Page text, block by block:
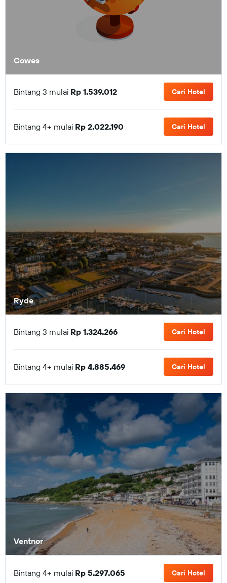
Cowes
Bintang 3 mulai Rp 1.539.012 Cari Hotel
Bintang 4+ mulai Rp 2.022.190 Cari Hotel
Ryde
Bintang 3 mulai Rp 1.324.266 Cari Hotel
Bintang 4+ mulai Rp 4.885.469 Cari Hotel
Ventnor
Bintang 4+ mulai Rp 5.297.065 Cari Hotel